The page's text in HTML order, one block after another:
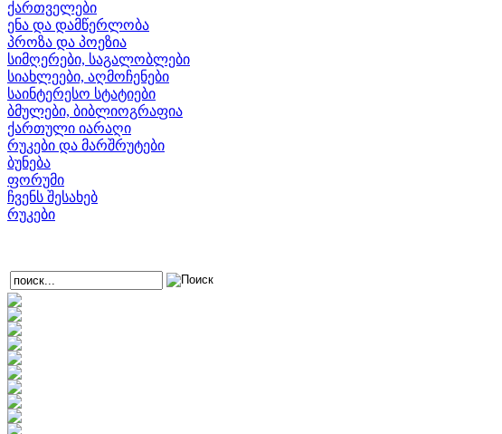
ქართველები
ენა და დამწერლობა
პროზა და პოეზია
სიმღერები, საგალობლები
სიახლეები, აღმოჩენები
საინტერესო სტატიები
ბმულები, ბიბლიოგრაფია
ქართული იარაღი
რუკები და მარშრუტები
ბუნება
ფორუმი
ჩვენს შესახებ
რუკები